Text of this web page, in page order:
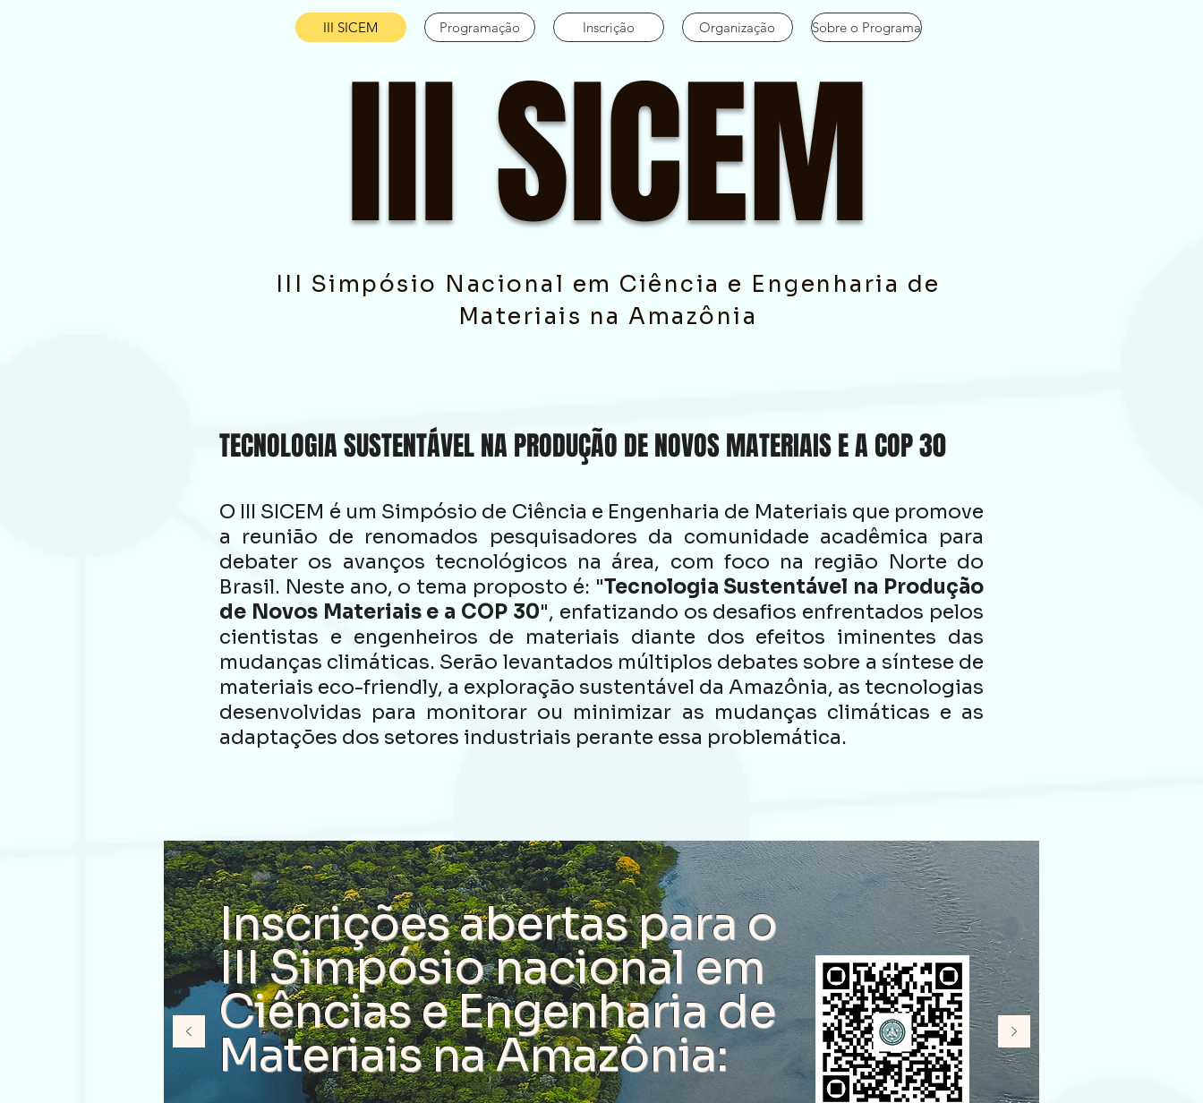
III SICEM Programação Inscrição Organização Sobre o Programa
III SICEM
III Simpósio Nacional em Ciência e Engenharia de
Materiais na Amazônia
TECNOLOGIA SUSTENTÁVEL NA PRODUÇÃO DE NOVOS MATERIAIS E A COP 30
O III SICEM é um Simpósio de Ciência e Engenharia de Materiais que promove
a reunião de renomados pesquisadores da comunidade acadêmica para
debater os avanços tecnológicos na área, com foco na região Norte do
Brasil. Neste ano, o tema proposto é: "Tecnologia Sustentável na Produção
de Novos Materiais e a COP 30", enfatizando os desafios enfrentados pelos
cientistas e engenheiros de materiais diante dos efeitos iminentes das
mudanças climáticas. Serão levantados múltiplos debates sobre a síntese de
materiais eco-friendly, a exploração sustentável da Amazônia, as tecnologias
desenvolvidas para monitorar ou minimizar as mudanças climáticas e as
adaptações dos setores industriais perante essa problemática.
Inscrições abertas para o
III Simpósio nacional em
Ciências e Engenharia de
Materiais na Amazônia: